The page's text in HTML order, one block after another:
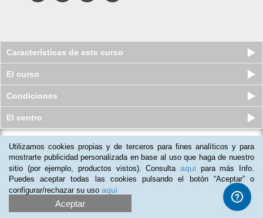
Características de este curso
El curso
Condiciones
El centro
Máster online en Psicología
Terapéutica y Conductual
Plazas limitadas
$ 495usd $249usd
Utilizamos cookies propias y de terceros para fines analíticos y para
mostrarte publicidad personalizada en base al uso que haga de nuestro
sitio (por ejemplo, productos vistos). Consulta aqui para más Info.
Puedes aceptar todas las cookies pulsando el botón “Aceptar” o
configurar/rechazar su uso aqui
Aceptar